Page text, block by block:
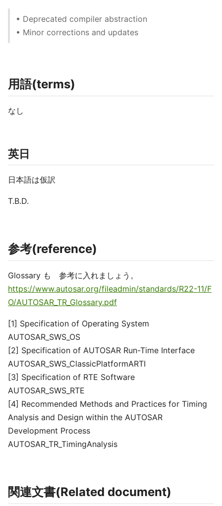
• Deprecated compiler abstraction
• Minor corrections and updates
用語(terms)
なし
英日
日本語は仮訳
T.B.D.
参考(reference)
Glossary も 参考に入れましょう。
https://www.autosar.org/fileadmin/standards/R22-11/F
O/AUTOSAR_TR_Glossary.pdf
[1] Specification of Operating System
AUTOSAR_SWS_OS
[2] Specification of AUTOSAR Run-Time Interface
AUTOSAR_SWS_ClassicPlatformARTI
[3] Specification of RTE Software
AUTOSAR_SWS_RTE
[4] Recommended Methods and Practices for Timing
Analysis and Design within the AUTOSAR
Development Process
AUTOSAR_TR_TimingAnalysis
関連文書(Related document)